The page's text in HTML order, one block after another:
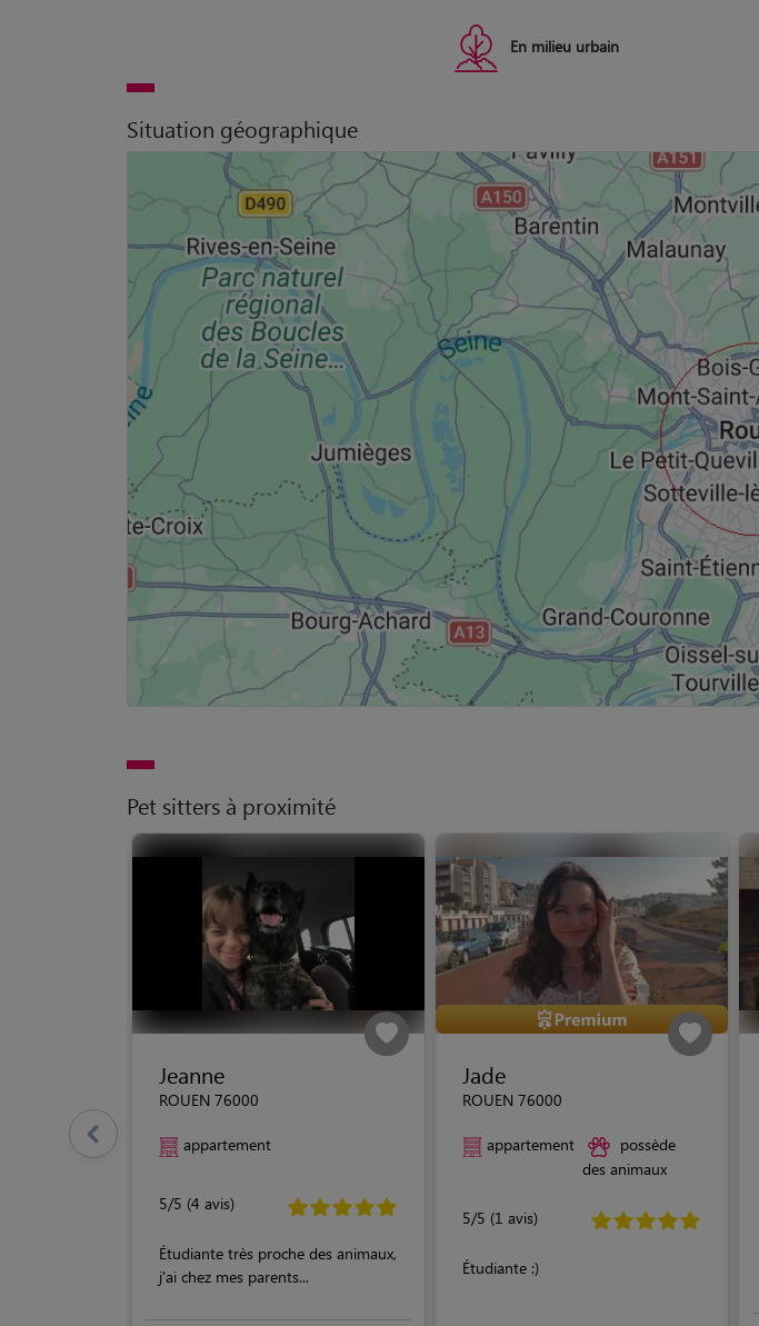
En milieu urbain
Situation géographique
Pet sitters à proximité
Jeanne
ROUEN 76000
appartement
5/5 (4 avis)
Étudiante très proche des animaux,
j'ai chez mes parents...
Jade
ROUEN 76000
appartement
possède
des animaux
5/5 (1 avis)
Étudiante :)